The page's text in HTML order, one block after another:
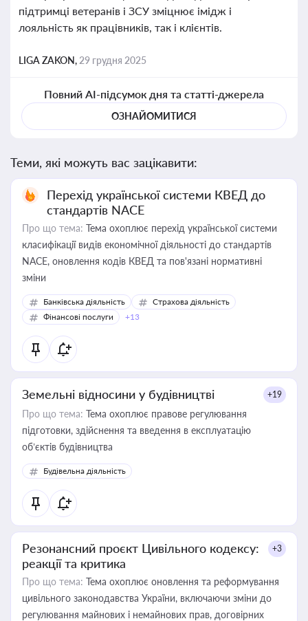
підтримці ветеранів і ЗСУ зміцнює імідж і
лояльність як працівників, так і клієнтів.
LIGA ZAKON, 29 грудня 2025
Повний AI-підсумок дня та статті-джерела
ОЗНАЙОМИТИСЯ
Теми, які можуть вас зацікавити:
Перехід української системи КВЕД до
стандартів NACE
Про що тема: Тема охоплює перехід української системи
класифікації видів економічної діяльності до стандартів
NACE, оновлення кодів КВЕД та пов'язані нормативні
зміни
Банківська діяльність
Страхова діяльність
Фінансові послуги
+13
Земельні відносини у будівництві +19
Про що тема: Тема охоплює правове регулювання
підготовки, здійснення та введення в експлуатацію
об’єктів будівництва
Будівельна діяльність
Резонансний проєкт Цивільного кодексу:
реакції та критика
+3
Про що тема: Тема охоплює оновлення та реформування
цивільного законодавства України, включаючи зміни до
регулювання майнових і немайнових прав, договірних